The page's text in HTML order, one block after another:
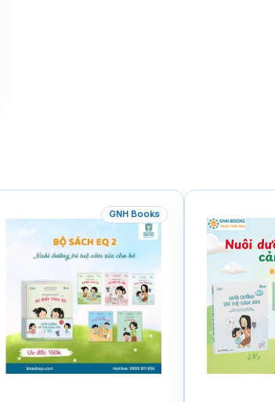
GNH Books